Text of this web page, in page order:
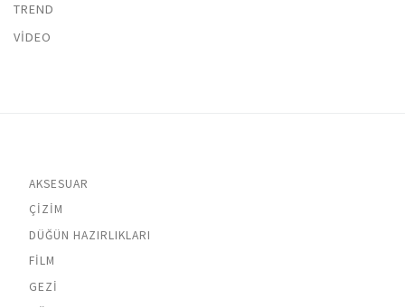
TREND
VIDEO
AKSESUAR
ÇIZIM
DÜĞÜN HAZIRLIKLARI
FILM
GEZI